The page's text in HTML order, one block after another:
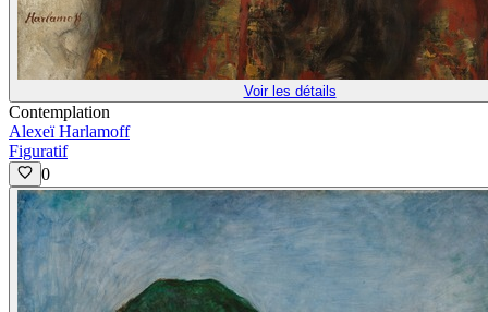
Voir les détails
Contemplation
Alexeï Harlamoff
Figuratif
0